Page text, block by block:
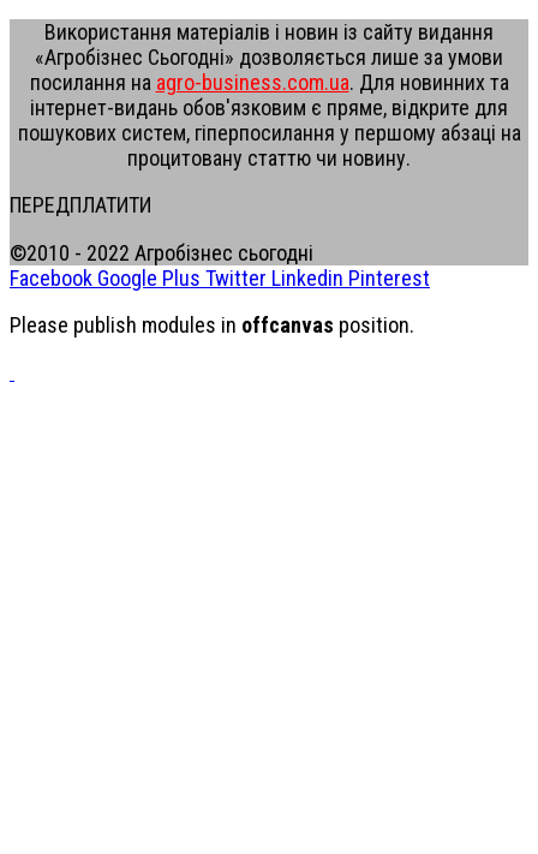
Використання матеріалів і новин із сайту видання
«Агробізнес Сьогодні» дозволяється лише за умови
посилання на agro-business.com.ua. Для новинних та
інтернет-видань обов'язковим є пряме, відкрите для
пошукових систем, гіперпосилання у першому абзаці на
процитовану статтю чи новину.
ПЕРЕДПЛАТИТИ
©2010 - 2022 Агробізнес сьогодні
Facebook Google Plus Twitter Linkedin Pinterest
Please publish modules in offcanvas position.